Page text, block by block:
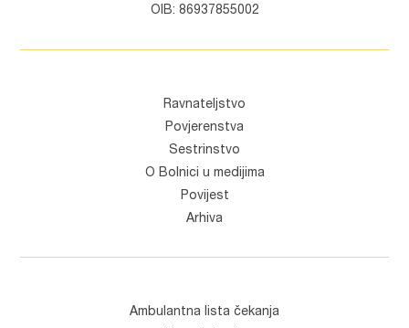
OIB: 86937855002
Ravnateljstvo
Povjerenstva
Sestrinstvo
O Bolnici u medijima
Povijest
Arhiva
Ambulantna lista čekanja